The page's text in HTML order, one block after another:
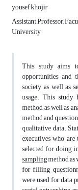
yousef khojir
Assistant Professor,
University
This study aims
opportunities and
society as well as
usage. This study
method as well as
method and
qualitative data.
executives who
selected for doing
samplingmethod as
for filling
were used for data